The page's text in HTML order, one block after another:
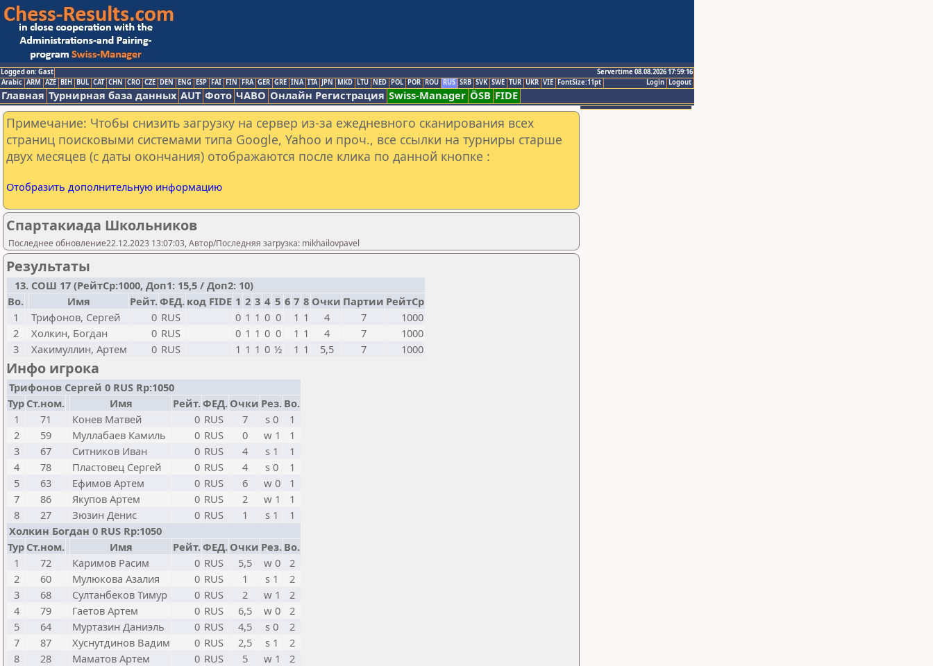
Logged on: Gast
Servertime 08.08.2026 17:59:16
Logout
Login
Arabic ARM AZE BIH BUL CAT CHN CRO CZE DEN ENG ESP FAI FIN FRA GER GRE INA ITA JPN MKD LTU NED POL POR ROU RUS SRB SVK SWE TUR UKR VIE FontSize:11pt
Главная Турнирная база данных AUT Фото ЧАВО Онлайн Регистрация Swiss-Manager ÖSB FIDE
Примечание: Чтобы снизить загрузку на сервер из-за ежедневного сканирования всех
страниц поисковыми системами типа Google, Yahoo и проч., все ссылки на турниры старше
двух месяцев (с даты окончания) отображаются после клика по данной кнопке :
Отобразить дополнительную информацию
Спартакиада Школьников
Последнее обновление22.12.2023 13:07:03, Автор/Последняя загрузка: mikhailovpavel
Результаты
13. СОШ 17 (РейтСр:1000, Доп1: 15,5 / Доп2: 10)
Bo.
Имя Рейт.ФЕД. код FIDE 1 2 3 4 5 6 7 8 Очки Партии РейтСр
1
Трифонов, Сергей 0 RUS 0 1 1 0 0 1 1 4 7
1000
2
Холкин, Богдан 0 RUS 0 1 1 0 0 1 1 4 7
1000
3
Хакимуллин, Артем 0 RUS 1 1 1 0 ½ 1 1 5,5 7 1000
Инфо игрока
Трифонов Сергей 0 RUS Rp:1050
Тур Ст.ном. Имя Рейт.ФЕД. Очки Рез. Bo.
1
71 Конев Матвей 0 RUS 7 s 0
1
2
59 Муллабаев Камиль 0 RUS 0 w 1
1
3
67 Ситников Иван 0 RUS 4 s 1
1
4
78 Пластовец Сергей 0 RUS 4 s 0
1
5
63 Ефимов Артем 0 RUS 6 w 0
1
7
86 Якупов Артем 0 RUS 2 w 1
1
8
27 Зюзин Денис 0 RUS 1 s 1
1
Холкин Богдан 0 RUS Rp:1050
Тур Ст.ном. Имя Рейт.ФЕД. Очки Рез. Bo.
1
72 Каримов Расим 0 RUS 5,5 w 0
2
2
60 Мулюкова Азалия 0 RUS 1 s 1
2
3
68 Султанбеков Тимур 0 RUS 2 w 1
2
4
79 Гаетов Артем 0 RUS 6,5 w 0
2
5
64 Муртазин Даниэль 0 RUS 4,5 s 0
2
7
87 Хуснутдинов Вадим 0 RUS 2,5 s 1
2
8
28 Маматов Артем 0 RUS 5 w 1
2